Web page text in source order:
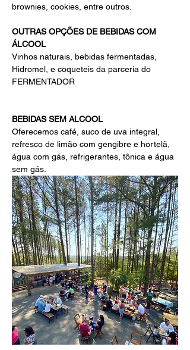
brownies, cookies, entre outros.
OUTRAS OPÇÕES DE BEBIDAS COM
ÁLCOOL
Vinhos naturais, bebidas fermentadas,
Hidromel, e coqueteis da parceria do
FERMENTADOR
BEBIDAS SEM ALCOOL
Oferecemos café, suco de uva integral,
refresco de limão com gengibre e hortelã,
água com gás, refrigerantes, tônica e água
sem gás.